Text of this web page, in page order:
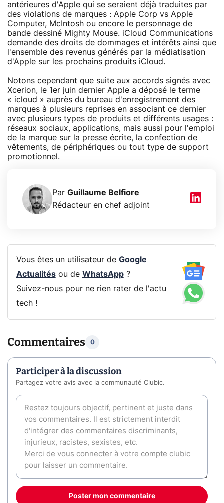
antérieures d'Apple qui se seraient déjà traduites par
des violations de marques : Apple Corp vs Apple
Computer, McIntosh ou encore le personnage de
bande dessiné Mighty Mouse. iCloud Communications
demande des droits de dommages et intérêts ainsi que
l'ensemble des revenus générés par la médiatisation
d'Apple sur les prochains produits iCloud.
Notons cependant que suite aux accords signés avec
Xcerion, le 1er juin dernier Apple a déposé le terme
« icloud » auprès du bureau d'enregistrement des
marques à plusieurs reprises en associant ce dernier
avec plusieurs types de produits et différents usages :
réseaux sociaux, applications, mais aussi pour l'emploi
de la marque sur la presse écrite, la confection de
vêtements, de périphériques ou tout type de support
promotionnel.
Par Guillaume Belfiore
Rédacteur en chef adjoint
Vous êtes un utilisateur de Google
Actualitésou de WhatsApp?
Suivez-nous pour ne rien rater de l'actu
tech !
Commentaires 0
Participer à la discussion
Partagez votre avis avec la communauté Clubic.
Poster mon commentaire